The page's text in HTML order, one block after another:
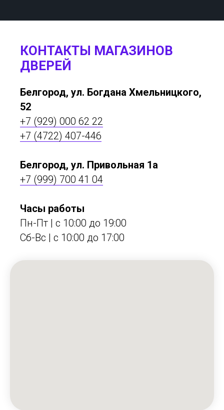
КОНТАКТЫ МАГАЗИНОВ
ДВЕРЕЙ
Белгород, ул. Богдана Хмельницкого,
52
+7 (929) 000 62 22
+7 (4722) 407-446
Белгород, ул. Привольная 1а
+7 (999) 700 41 04
Часы работы
Пн-Пт | с 10:00 до 19:00
Сб-Вс | c 10:00 до 17:00